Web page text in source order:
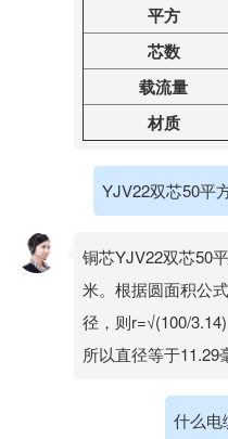
平方
芯数
载流量
材质
YJV22双芯50平
铜芯YJV22双芯50
米。根据圆面积公
径，则r=√(100/
所以直径等于11.29
什么电